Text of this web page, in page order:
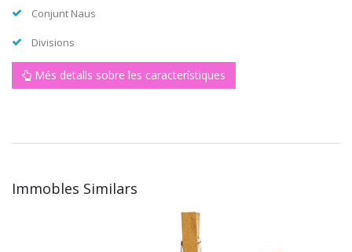
Conjunt Naus
Divisions
Més detalls sobre les característiques
Immobles Similars